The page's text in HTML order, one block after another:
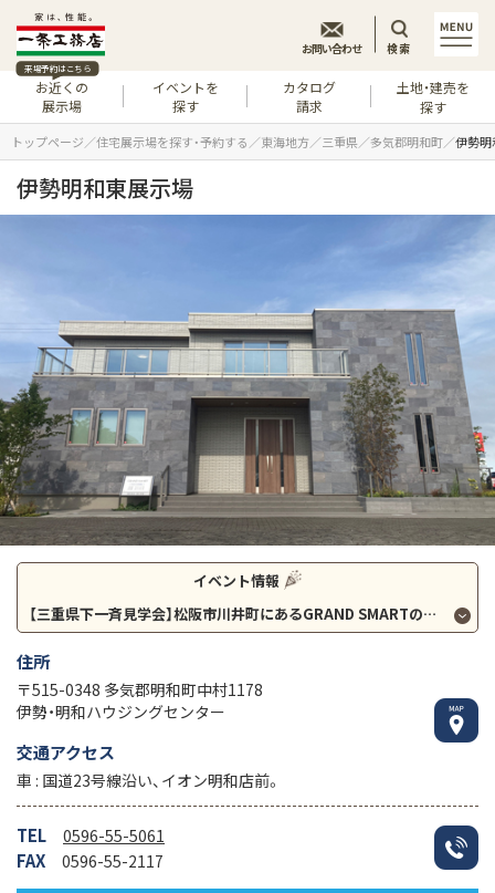
来場予約はこちら
お近くの
展示場
イベントを
探す
カタログ
請求
土地・建売を
探す
お問い合わせ 検索
トップページ 住宅展示場を探す・予約する 東海地方 三重県 多気郡明和町 伊勢
伊勢明和東展示場
住所
〒515-0348 多気郡明和町中村1178
伊勢・明和ハウジングセンター
交通アクセス
車 : 国道23号線沿い、イオン明和店前。
TEL 0596-55-5061
FAX 0596-55-2117
イベント情報
【三重県下一斉見学会】松阪市川井町にあるGRAND SMARTの二階建て３５坪。床冷房×除湿で革命的な冷房システムをご体感いただけます！！